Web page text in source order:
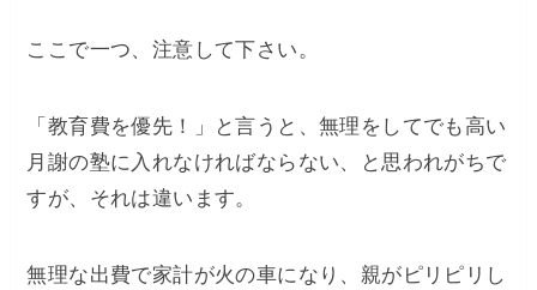
​ここで一つ、注意して下さい。
「教育費を優先！」と言うと、無理をしてでも高い
月謝の塾に入れなければならない、と思われがちで
すが、それは違います。
​無理な出費で家計が火の車になり、親がピリピリし